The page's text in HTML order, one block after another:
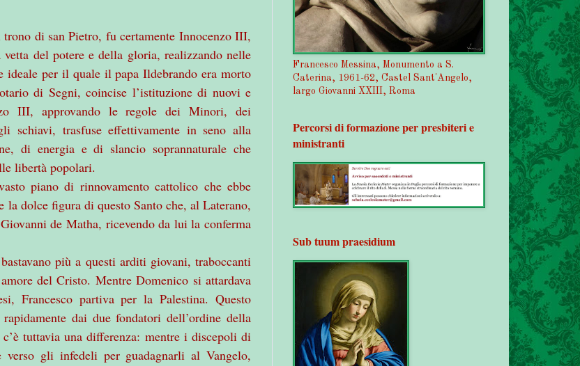
di san Pietro, fu certamente Innocenzo III,
del potere e della gloria, realizzando nelle
ideale per il quale il papa Ildebrando era morto
di Segni, coincise l’istituzione di nuovi e
III, approvando le regole dei Minori, dei
schiavi, trasfuse effettivamente in seno alla
di energia e di slancio soprannaturale che
libertà popolari.
piano di rinnovamento cattolico che ebbe
dolce figura di questo Santo che, al Laterano,
de Matha, ricevendo da lui la conferma
più a questi arditi giovani, traboccanti
del Cristo. Mentre Domenico si attardava
Francesco partiva per la Palestina. Questo
dai due fondatori dell’ordine della
tuttavia una differenza: mentre i discepoli di
verso gli infedeli per guadagnarli al Vangelo,
Francesco Messina, Monumento a S.
Caterina, 1961-62, Castel Sant'Angelo,
largo Giovanni XXIII, Roma
Percorsi di formazione per presbiteri e
ministranti
Sub tuum praesidium